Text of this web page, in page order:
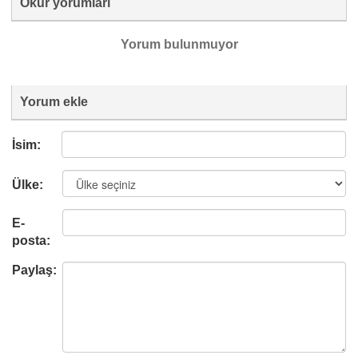
Yorum bulunmuyor
Yorum ekle
İsim:
Ülke:
E-
posta:
Paylaş: